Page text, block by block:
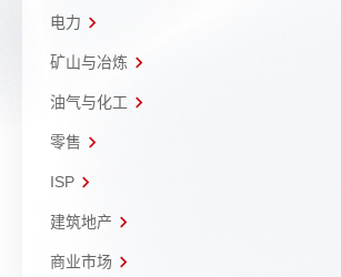
电力
矿山与冶炼
油气与化工
零售
ISP
建筑地产
商业市场